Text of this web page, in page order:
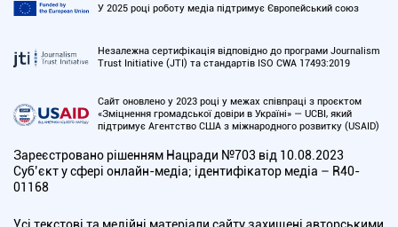
У 2025 році роботу медіа підтримує Європейський союз
Незалежна сертифікація відповідно до програми Journalism
Trust Initiative (JTI) та стандартів ISO CWA 17493:2019
Сайт оновлено у 2023 році у межах співпраці з проєктом
«Зміцнення громадської довіри в Україні» — UCBI, який
підтримує Агентство США з міжнародного розвитку (USAID)
Зареєстровано рішенням Нацради №703 від 10.08.2023
Cуб’єкт у сфері онлайн-медіа; ідентифікатор медіа – R40-
01168